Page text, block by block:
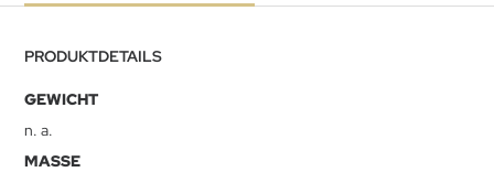
PRODUKTDETAILS
GEWICHT
n. a.
MASSE